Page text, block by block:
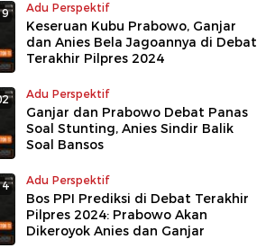
Adu Perspektif
Keseruan Kubu Prabowo, Ganjar
dan Anies Bela Jagoannya di Debat
Terakhir Pilpres 2024
Adu Perspektif
Ganjar dan Prabowo Debat Panas
Soal Stunting, Anies Sindir Balik
Soal Bansos
Adu Perspektif
Bos PPI Prediksi di Debat Terakhir
Pilpres 2024: Prabowo Akan
Dikeroyok Anies dan Ganjar